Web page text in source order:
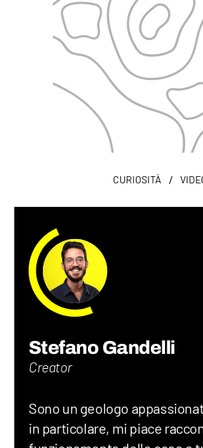
CURIOSITÀ /
Stefano Gandelli
Creator
Sono un geologo
in particolare, mi piace